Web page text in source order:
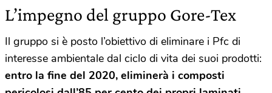
L’impegno del gruppo Gore-Tex
Il gruppo si è posto l’obiettivo di eliminare i Pfc di
interesse ambientale dal ciclo di vita dei suoi prodotti:
entro la fine del 2020, eliminerà i composti